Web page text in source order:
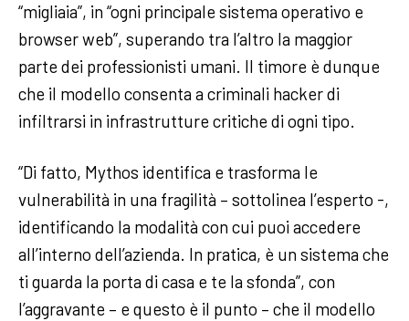
“migliaia”, in “ogni principale sistema operativo e
browser web”, superando tra l’altro la maggior
parte dei professionisti umani. Il timore è dunque
che il modello consenta a criminali hacker di
infiltrarsi in infrastrutture critiche di ogni tipo.
“Di fatto, Mythos identifica e trasforma le
vulnerabilità in una fragilità – sottolinea l’esperto -,
identificando la modalità con cui puoi accedere
all’interno dell’azienda. In pratica, è un sistema che
ti guarda la porta di casa e te la sfonda”, con
l’aggravante – e questo è il punto – che il modello